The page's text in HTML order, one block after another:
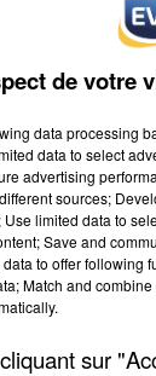
de votre
data processing
data to select
advertising
sources;
limited data to
Save and
to offer
Match and
sur